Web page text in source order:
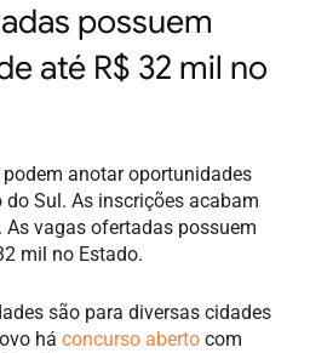
possuem
até R$ 32 mil no
anotar oportunidades
Sul. As inscrições acabam
vagas ofertadas possuem
mil no Estado.
são para diversas cidades
há concurso aberto com